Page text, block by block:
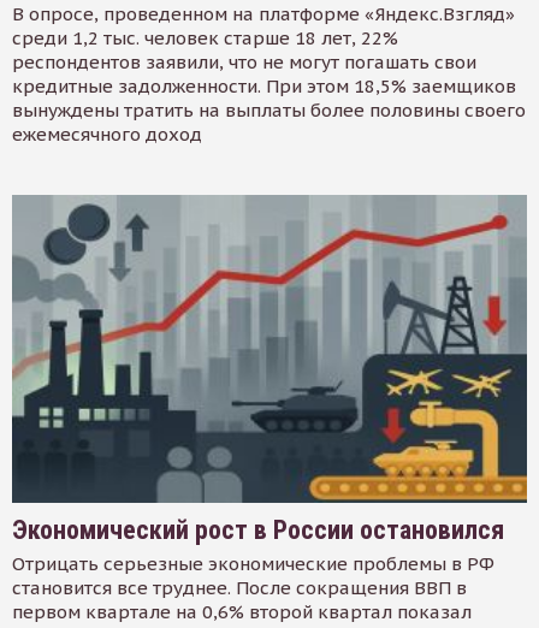
В опросе, проведенном на платформе «Яндекс.Взгляд»
среди 1,2 тыс. человек старше 18 лет, 22%
респондентов заявили, что не могут погашать свои
кредитные задолженности. При этом 18,5% заемщиков
вынуждены тратить на выплаты более половины своего
ежемесячного доход
Экономический рост в России остановился
Отрицать серьезные экономические проблемы в РФ
становится все труднее. После сокращения ВВП в
первом квартале на 0,6% второй квартал показал